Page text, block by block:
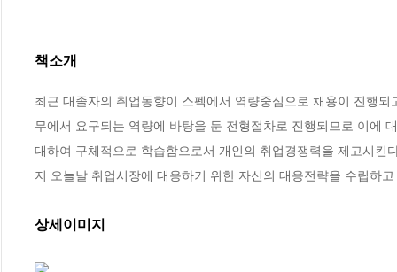
책소개
최근 대졸자의 취업동향이 스펙에서 역량중심으로 채용이 진행
무에서 요구되는 역량에 바탕을 둔 전형절차로 진행되므로 이에
대하여 구체적으로 학습함으로서 개인의 취업경쟁력을 제고시
지 오늘날 취업시장에 대응하기 위한 자신의 대응전략을 수립하
상세이미지